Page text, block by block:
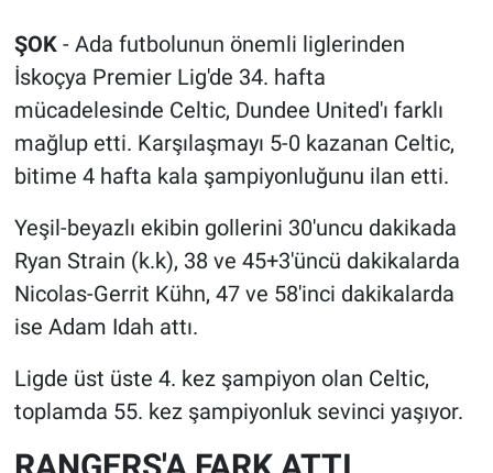
ŞOK- Ada futbolunun önemli liglerinden
İskoçya Premier Lig'de 34. hafta
mücadelesinde Celtic, Dundee United'ı farklı
mağlup etti. Karşılaşmayı 5-0 kazanan Celtic,
bitime 4 hafta kala şampiyonluğunu ilan etti.
Yeşil-beyazlı ekibin gollerini 30'uncu dakikada
Ryan Strain (k.k), 38 ve 45+3'üncü dakikalarda
Nicolas-Gerrit Kühn, 47 ve 58'inci dakikalarda
ise Adam Idah attı.
Ligde üst üste 4. kez şampiyon olan Celtic,
toplamda 55. kez şampiyonluk sevinci yaşıyor.